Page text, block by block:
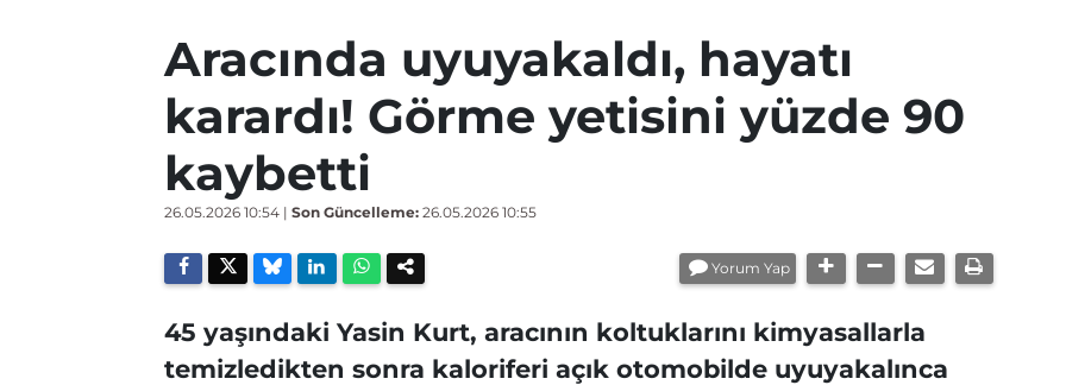
Aracında uyuyakaldı, hayatı
karardı! Görme yetisini yüzde 90
kaybetti
26.05.2026 10:54 | Son Güncelleme: 26.05.2026 10:55
Yorum Yap
45 yaşındaki Yasin Kurt, aracının koltuklarını kimyasallarla
temizledikten sonra kaloriferi açık otomobilde uyuyakalınca